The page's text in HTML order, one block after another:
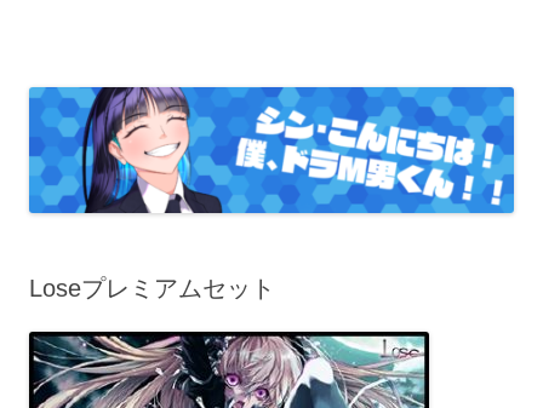
へ
ス
キ
プ
Loseプレミアムセット